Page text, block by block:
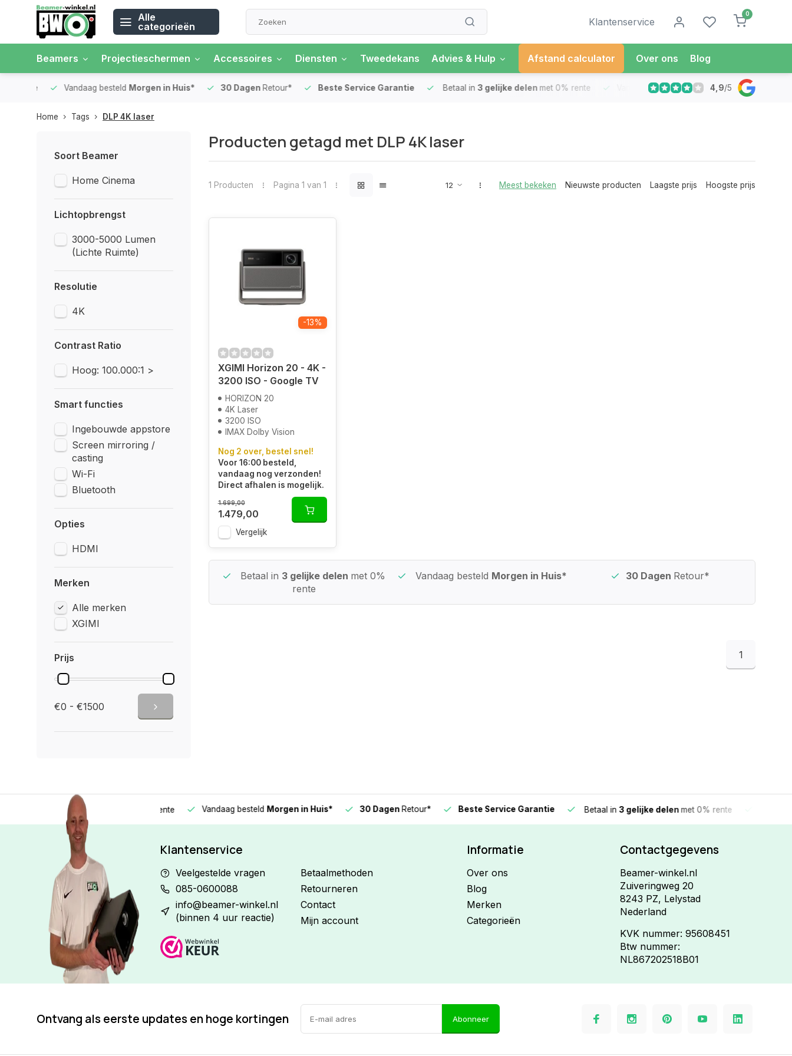
Alle
categorieën
Klantenservice
0
Beamers Projectieschermen Accessoires Diensten Tweedekans Advies & Hulp Afstand calculator Over ons Blog
Vandaag besteldMorgen in Huis* 30 DagenRetour* Beste Service Garantie Betaal in 3 gelijke delen met 0% rente Vandaag besteldMorgen in Huis*
4,9/5
Home Tags DLP 4K laser
Soort Beamer
Home Cinema
Lichtopbrengst
3000-5000 Lumen
(Lichte Ruimte)
Resolutie
4K
Contrast Ratio
Hoog: 100.000:1 >
Smart functies
Ingebouwde appstore
Screen mirroring /
casting
Wi-Fi
Bluetooth
Opties
HDMI
Merken
Alle merken
XGIMI
Prijs
€0 - €1500
Producten getagd met DLP 4K laser
1 Producten Pagina 1 van 1 Meest bekeken Nieuwste producten Laagste prijs Hoogste prijs
-13%
XGIMI Horizon 20 - 4K -
3200 ISO - Google TV
HORIZON 20
4K Laser
3200 ISO
IMAX Dolby Vision
Nog 2 over, bestel snel!
Voor 16:00 besteld,
vandaag nog verzonden!
Direct afhalen is mogelijk.
1.699,00
1.479,00
Vergelijk
Betaal in 3 gelijke delen met 0%
rente
Vandaag besteld Morgen in Huis* 30 Dagen Retour*
1
3 gelijke delen Vandaag besteldMorgen in Huis* 30 DagenRetour* Beste Service Garantie Betaal in3 gelijke delen met 0% rente
Klantenservice
Veelgestelde vragen
085-0600088
info@beamer-winkel.nl
(binnen 4 uur reactie)
Betaalmethoden
Retourneren
Contact
Mijn account
Informatie
Over ons
Blog
Merken
Categorieën
Contactgegevens
Beamer-winkel.nl
Zuiveringweg 20
8243 PZ, Lelystad
Nederland
KVK nummer: 95608451
Btw nummer:
NL867202518B01
Ontvang als eerste updates en hoge kortingen Abonneer